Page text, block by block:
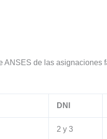
ANSES de las asignaciones
DNI
2 y 3